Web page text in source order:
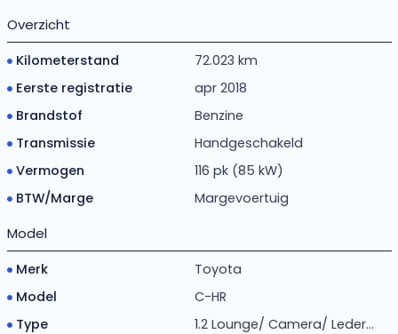
Overzicht
Kilometerstand
72.023 km
Eerste registratie
apr 2018
Brandstof
Benzine
Transmissie
Handgeschakeld
Vermogen
116 pk (85 kW)
BTW/Marge
Margevoertuig
Model
Merk
Toyota
Model
C-HR
Type
1.2 Lounge/ Camera/ Leder...